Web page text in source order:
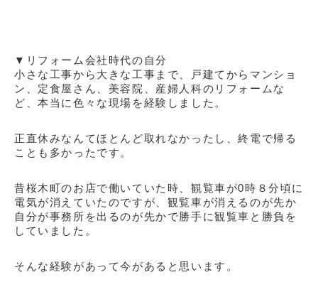
▼リフォーム会社時代の自分
小さな工事から大きな工事まで、戸建てからマンショ
ン、 定食屋さん、 美容院、産婦人科のリフォームな
ど、本当に色々な現場を経験しました。
正直休みなんてほとんど取れなかったし、終電で帰る
ことも多かったです。
昔桜木町のお店で働いていた時、観覧車が0 時８分頃に
電気が消えていたのですが 、観覧車が消えるのが先か
自分が事務所を出るのが先かで勝手に観覧車と勝負を
していました。
そんな経験があって今があると思います。